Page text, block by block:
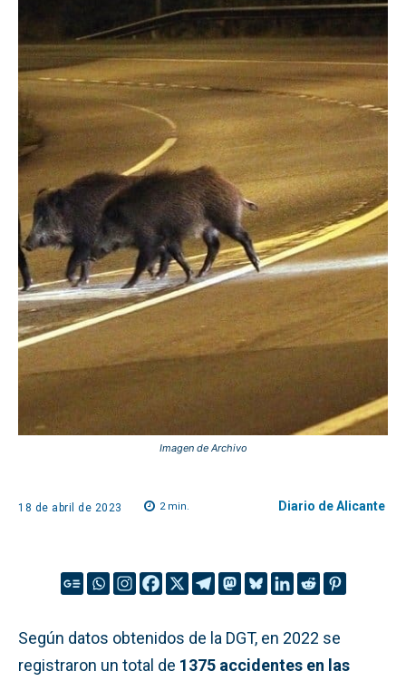
Imagen de Archivo
18 de abril de 2023 2min. Diario de Alicante
Según datos obtenidos de la DGT, en 2022 se
registraron un total de 1375 accidentes en las